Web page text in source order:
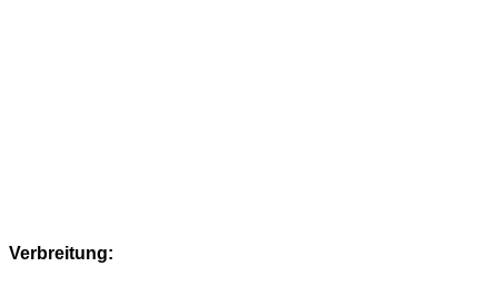
Verbreitung: